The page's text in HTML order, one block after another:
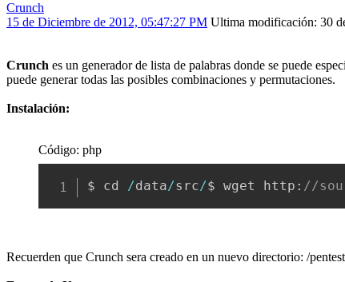
Crunch
15 de Diciembre de 2012, 05:47:27 PM Ultima modificación: 30
Crunch es un generador de lista de palabras donde se puede
puede generar todas las posibles combinaciones y permutaciones.
Instalación:
Código: php
$ cd /data/src/$ wget http : //
Recuerden que Crunch sera creado en un nuevo directorio: /